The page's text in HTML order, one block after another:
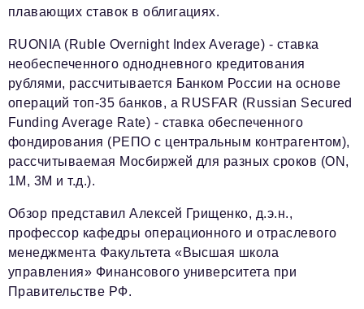
плавающих ставок в облигациях.
RUONIA (Ruble Overnight Index Average) - ставка
необеспеченного однодневного кредитования
рублями, рассчитывается Банком России на основе
операций топ-35 банков, а RUSFAR (Russian Secured
Funding Average Rate) - ставка обеспеченного
фондирования (РЕПО с центральным контрагентом),
рассчитываемая Мосбиржей для разных сроков (ON,
1M, 3M и т.д.).
Обзор представил Алексей Грищенко, д.э.н.,
профессор кафедры операционного и отраслевого
менеджмента Факультета «Высшая школа
управления» Финансового университета при
Правительстве РФ.